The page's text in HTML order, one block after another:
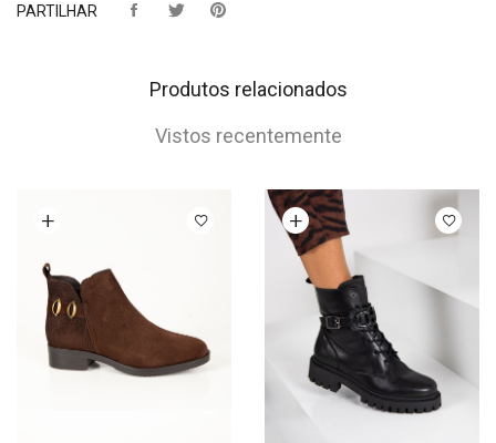
PARTILHAR
Produtos relacionados
Vistos recentemente
opções Ver opções